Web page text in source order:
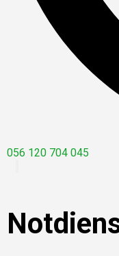
056 120 704 045